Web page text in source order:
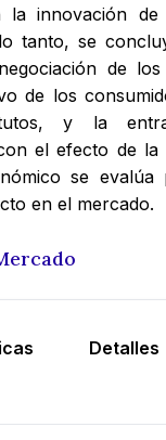
la innovación
tanto, se
de
de los
y la
el efecto de la
se
en el mercado.
Detalles